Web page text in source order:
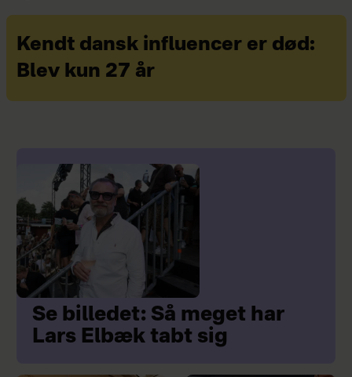
Kendt dansk influencer er død:
Blev kun 27 år
Se billedet: Så meget har
Lars Elbæk tabt sig